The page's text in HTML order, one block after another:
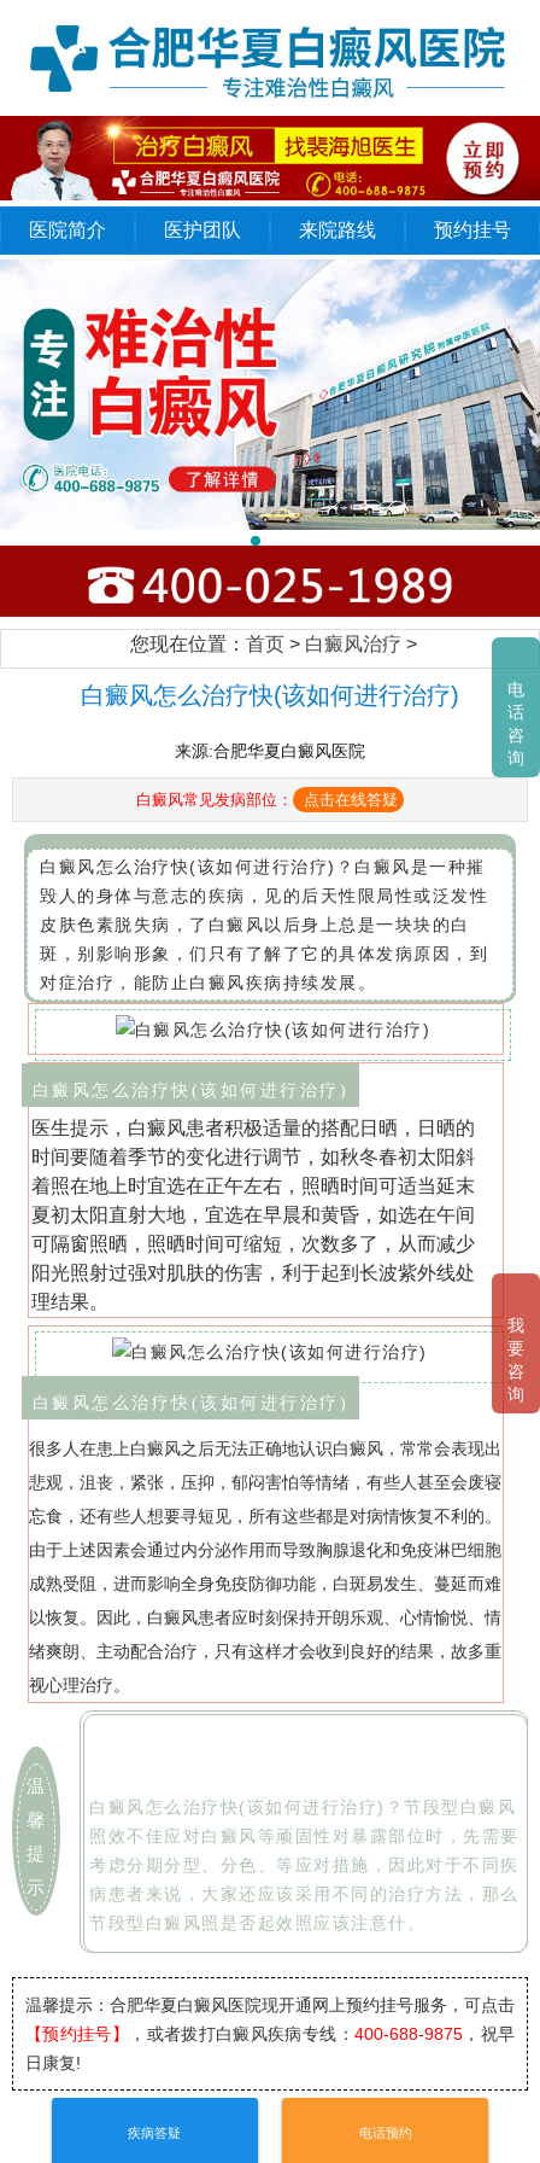
医院简介 医护团队 来院路线 预约挂号
您现在位置： 首页 > 白癜风治疗 >
白癜风怎么治疗快(该如何进行治疗)
来源:合肥华夏白癜风医院
白癜风常见发病部位： 点击在线答疑
白癜风怎么治疗快(该如何进行治疗)？白癜风是一种摧
毁人的身体与意志的疾病，见的后天性限局性或泛发性
皮肤色素脱失病，了白癜风以后身上总是一块块的白
斑，别影响形象，们只有了解了它的具体发病原因，到
对症治疗，能防止白癜风疾病持续发展。
白癜风怎么治疗快(该如何进行治疗)
医生提示，白癜风患者积极适量的搭配日晒，日晒的
时间要随着季节的变化进行调节，如秋冬春初太阳斜
着照在地上时宜选在正午左右，照晒时间可适当延末
夏初太阳直射大地，宜选在早晨和黄昏，如选在午间
可隔窗照晒，照晒时间可缩短，次数多了，从而减少
阳光照射过强对肌肤的伤害，利于起到长波紫外线处
理结果。
白癜风怎么治疗快(该如何进行治疗)
很多人在患上白癜风之后无法正确地认识白癜风，常常会表现出
悲观，沮丧，紧张，压抑，郁闷害怕等情绪，有些人甚至会废寝
忘食，还有些人想要寻短见，所有这些都是对病情恢复不利的。
由于上述因素会通过内分泌作用而导致胸腺退化和免疫淋巴细胞
成熟受阻，进而影响全身免疫防御功能，白斑易发生、蔓延而难
以恢复。因此，白癜风患者应时刻保持开朗乐观、心情愉悦、情
绪爽朗、主动配合治疗，只有这样才会收到良好的结果，故多重
视心理治疗。
温
馨
提
示
白癜风怎么治疗快(该如何进行治疗)？节段型白癜风
照效不佳应对白癜风等顽固性对暴露部位时，先需要
考虑分期分型、分色、等应对措施，因此对于不同疾
病患者来说，大家还应该采用不同的治疗方法，那么
节段型白癜风照是否起效照应该注意什。
温馨提示：合肥华夏白癜风医院现开通网上预约挂号服务，可点击
【预约挂号】
，或者拨打白癜风疾病专线： 400-688-9875，祝早
日康复!
疾病答疑 电话预约
我
要
咨
询
电
话
咨
询